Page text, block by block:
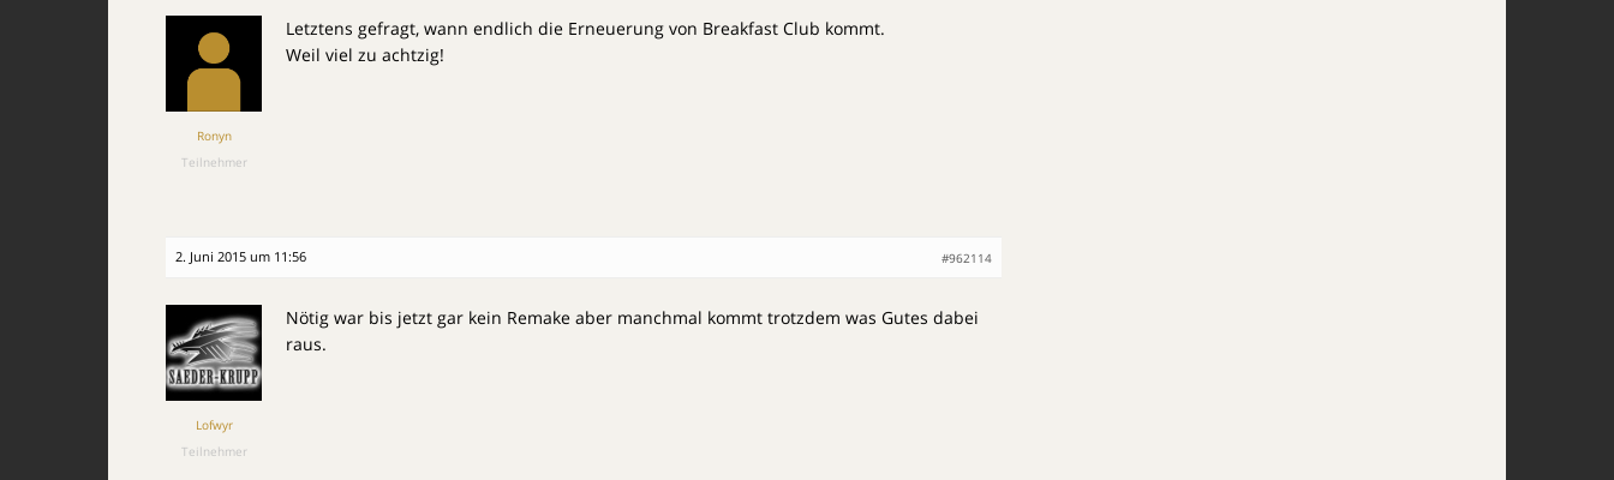
Ronyn
Teilnehmer
Letztens gefragt, wann endlich die Erneuerung von Breakfast Club kommt.
Weil viel zu achtzig!
2. Juni 2015 um 11:56 #962114
Lofwyr
Teilnehmer
Nötig war bis jetzt gar kein Remake aber manchmal kommt trotzdem was Gutes dabei
raus.